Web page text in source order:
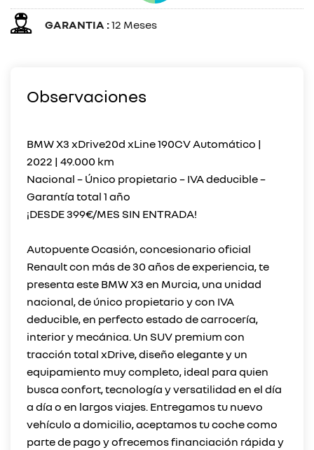
GARANTIA :12 Meses
Observaciones
BMW X3 xDrive20d xLine 190CV Automático |
2022 | 49.000 km
Nacional – Único propietario – IVA deducible –
Garantía total 1 año
¡DESDE 399€/MES SIN ENTRADA!
Autopuente Ocasión, concesionario oficial
Renault con más de 30 años de experiencia, te
presenta este BMW X3 en Murcia, una unidad
nacional, de único propietario y con IVA
deducible, en perfecto estado de carrocería,
interior y mecánica. Un SUV premium con
tracción total xDrive, diseño elegante y un
equipamiento muy completo, ideal para quien
busca confort, tecnología y versatilidad en el día
a día o en largos viajes. Entregamos tu nuevo
vehículo a domicilio, aceptamos tu coche como
parte de pago y ofrecemos financiación rápida y